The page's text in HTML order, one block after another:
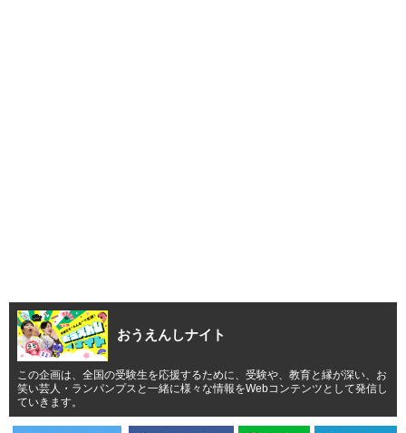
おうえんしナイト
この企画は、全国の受験生を応援するために、受験や、教育と縁が深い、お
笑い芸人・ランパンプスと一緒に様々な情報をWebコンテンツとして発信し
ていきます。